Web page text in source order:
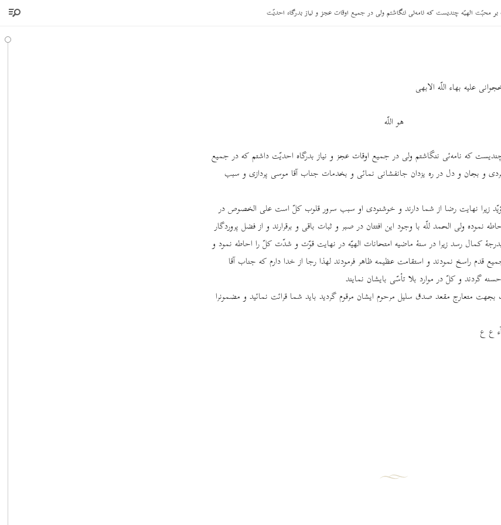
محبّت الهیّه چندیست که نامه‌ئی ننگاشتم ولی در جمیع اوقات عجز و نیاز بدرگاه احدیّت
علیه بهاء اللّه الابهی
هو اللّه
که نامه‌ئی ننگاشتم ولی در جمیع اوقات عجز و نیاز بدرگاه احدیّت داشتم که در جمیع
و بجان و دل در ره یزدان جانفشانی نمائی و بخدمات جناب آقا موسی پردازی و سبب
زیرا نهایت رضا از شما دارند و خوشنودی او سبب سرور قلوب کلّ است علی ‌الخصوص در
نموده ولی الحمد للّه با وجود این افتتان در صبر و ثبات باقی و برقرارند و از فضل پروردگار
کمال رسد زیرا در سنۀ ماضیه امتحانات الهیّه در نهایت قوّت و شدّت کلّ را احاطه نمود و
قدم راسخ نمودند و استقامت عظیمه ظاهر فرمودند لهذا رجا از خدا دارم که جناب آقا
گردند و کلّ در موارد بلا تأسّی بایشان نمایند
متعارج مقعد صدق سلیل مرحوم ایشان مرقوم گردید باید شما قرائت نمائید و مضمونرا
ع ع